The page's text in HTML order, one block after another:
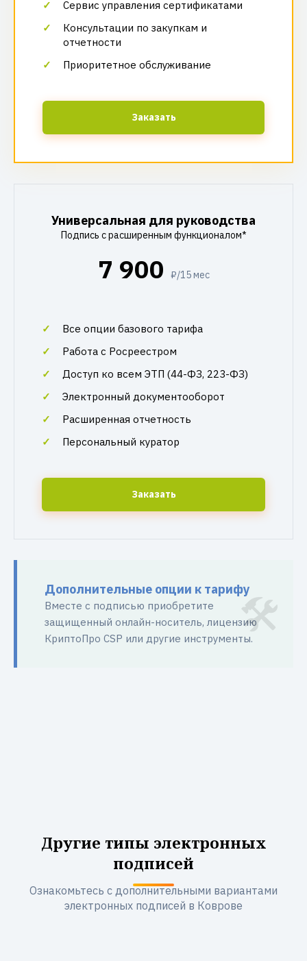
Сервис управления сертификатами
Консультации по закупкам и
отчетности
Приоритетное обслуживание
Заказать
Универсальная для руководства
Подпись с расширенным функционалом*
7 900 ₽/15 мес
Все опции базового тарифа
Работа с Росреестром
Доступ ко всем ЭТП (44-ФЗ, 223-ФЗ)
Электронный документооборот
Расширенная отчетность
Персональный куратор
Заказать
Дополнительные опции к тарифу
Вместе с подписью приобретите
защищенный онлайн-носитель, лицензию
КриптоПро CSP или другие инструменты.
Другие типы электронных
подписей
Ознакомьтесь с дополнительными вариантами
электронных подписей в Коврове